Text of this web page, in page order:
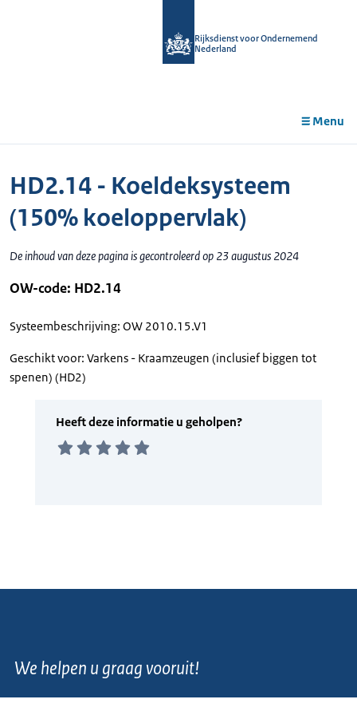
Rijksdienst voor Ondernemend
Nederland
Menu
HD2.14 - Koeldeksysteem
(150% koeloppervlak)
De inhoud van deze pagina is gecontroleerd op 23 augustus 2024
OW-code: HD2.14
Systeembeschrijving: OW 2010.15.V1
Geschikt voor: Varkens - Kraamzeugen (inclusief biggen tot
spenen) (HD2)
We helpen u graag vooruit!